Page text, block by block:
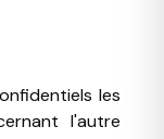
les
l'autre